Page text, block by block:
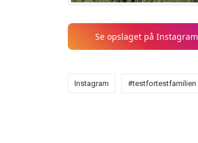
Se opslaget på Instagram
Instagram #testfortestfamilien